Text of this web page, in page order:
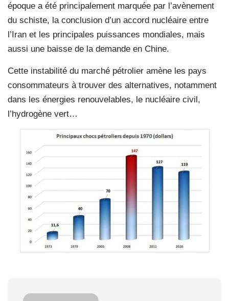
époque a été principalement marquée par l’avènement
du schiste, la conclusion d’un accord nucléaire entre
l’Iran et les principales puissances mondiales, mais
aussi une baisse de la demande en Chine.
Cette instabilité du marché pétrolier amène les pays
consommateurs à trouver des alternatives, notamment
dans les énergies renouvelables, le nucléaire civil,
l’hydrogène vert…